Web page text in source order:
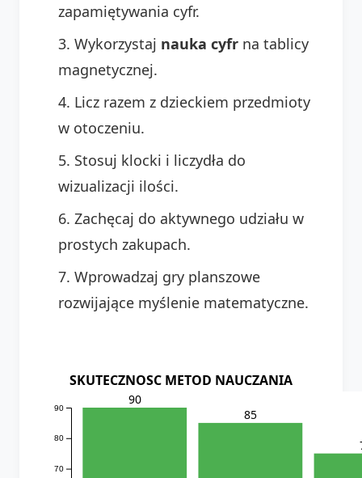
zapamiętywania cyfr.
Wykorzystaj nauka cyfr na tablicy
magnetycznej.
Licz razem z dzieckiem przedmioty
w otoczeniu.
Stosuj klocki i liczydła do
wizualizacji ilości.
Zachęcaj do aktywnego udziału w
prostych zakupach.
Wprowadzaj gry planszowe
rozwijające myślenie matematyczne.
SKUTECZNOSC METOD NAUCZANIA
70
80
90
90
85